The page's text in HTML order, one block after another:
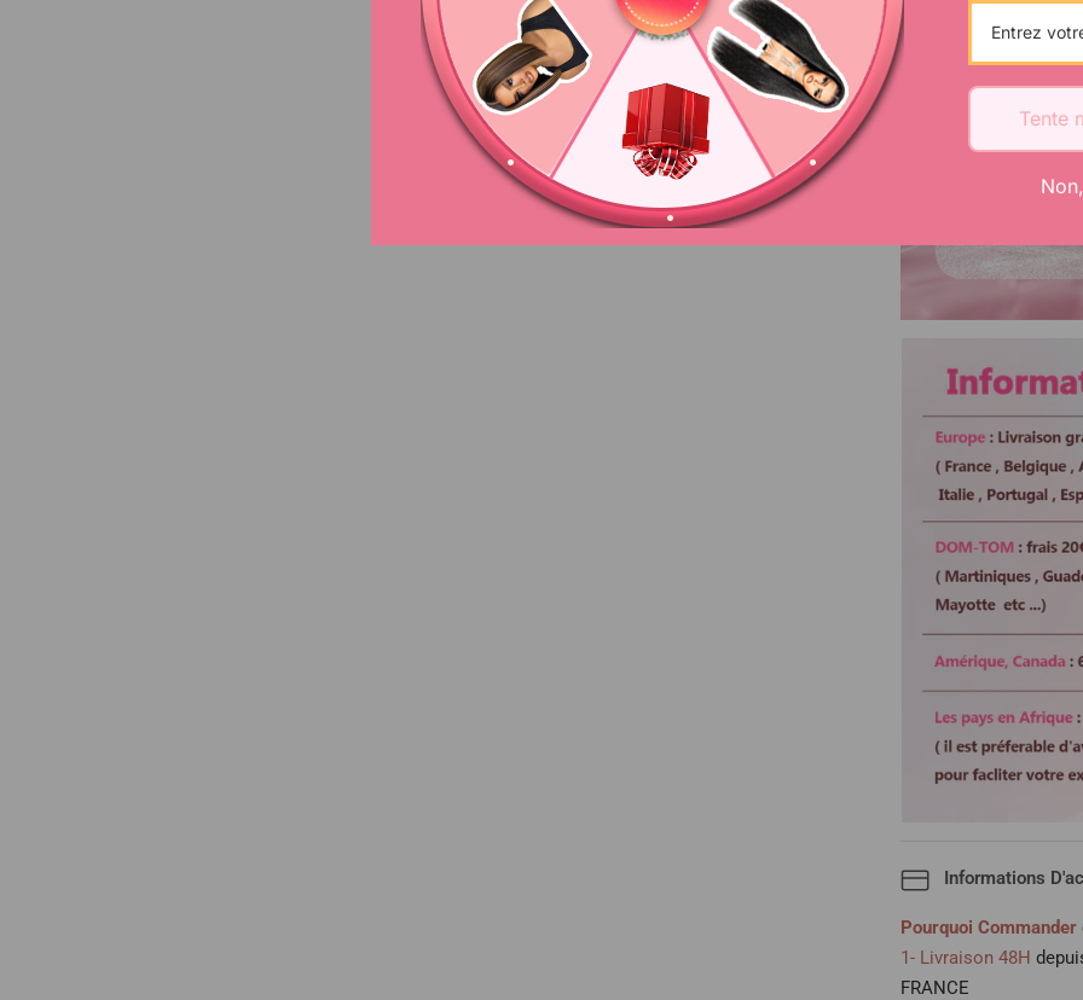
Bandes
dentelle
Informations
Pourquoi Commander
1- Livraison 48H
FRANCE
Tente